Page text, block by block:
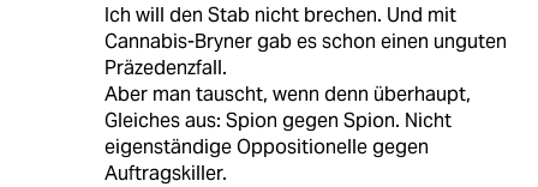
Ich will den Stab nicht brechen. Und mit
Cannabis-Bryner gab es schon einen unguten
Präzedenzfall.
Aber man tauscht, wenn denn überhaupt,
Gleiches aus: Spion gegen Spion. Nicht
eigenständige Oppositionelle gegen
Auftragskiller.